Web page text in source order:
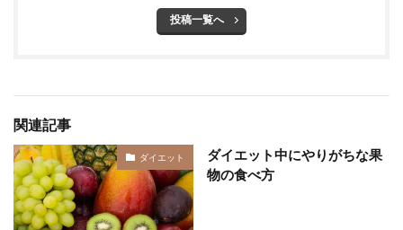
投稿一覧へ
関連記事
ダイエット
ダイエット中にやりがちな果
物の食べ方